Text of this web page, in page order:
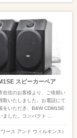
スピーカーペア
在住のお客様より、ご依頼い
取いたしました。お電話にて
をいただき、B&W CDM1SE
ました。コンパクト ...
ース アンド ウィルキンス）